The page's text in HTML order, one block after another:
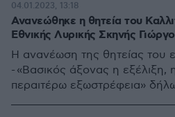
Ανανεώθηκε η θητεία του
Εθνικής Λυρικής Σκηνής
Η ανανέωση της θητείας του
- «Βασικός άξονας η εξέλιξη,
περαιτέρω εξωστρέφεια»
04.01.2023, 13:18